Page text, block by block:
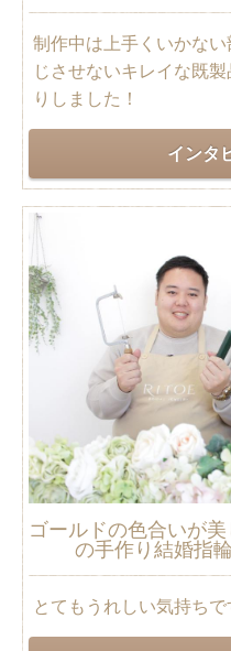
制作中は上手くいかな
じさせないキレイな既
りしました！
インタ
ゴールドの色合いが
の手作り結婚指
とてもうれしい気持ちで